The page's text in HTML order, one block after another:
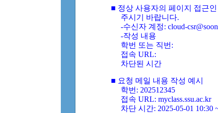
■ 정상 사용자의 페이지 접근
주시기 바랍니다.
-수신자 계정: cloud-
-작성 내용
학번 또는 직번:
접속 URL:
차단된 시간
■ 요청 메일 내용 작성 예시
학번: 202512345
접속 URL: myclass.ssu.ac.kr
차단 시간: 2025-05-01 10:30